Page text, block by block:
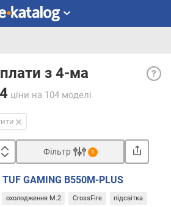
з 4-ма
ціни на 104 моделі
DDR4
(4
Фільтр 1
GAMING B550M-PLUS
охолодження M.2 CrossFire підсвітка